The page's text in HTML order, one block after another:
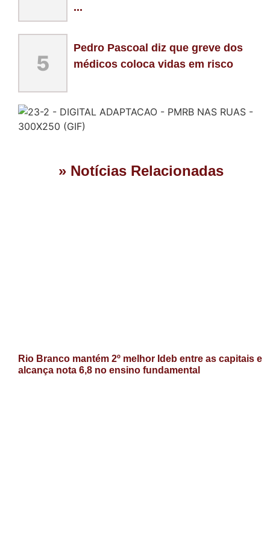
...
5
Pedro Pascoal diz que greve dos
médicos coloca vidas em risco
» Notícias Relacionadas
Rio Branco mantém 2º melhor Ideb entre as capitais e
alcança nota 6,8 no ensino fundamental